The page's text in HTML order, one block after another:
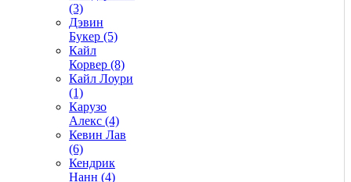
(3)
Дэвин
Букер (5)
Кайл
Корвер (8)
Кайл Лоури
(1)
Карузо
Алекс (4)
Кевин Лав
(6)
Кендрик
Нанн (4)